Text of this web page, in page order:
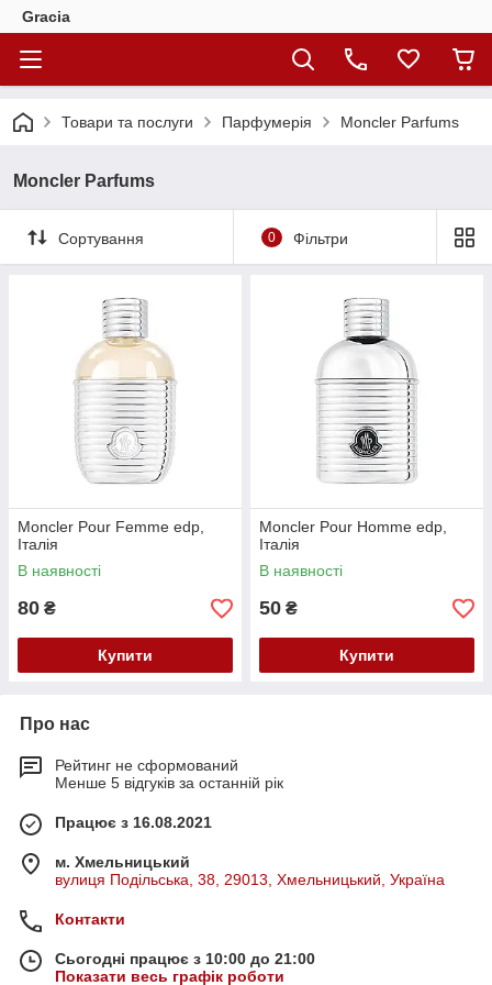
Gracia
Товари та послуги Парфумерія Moncler Parfums
Moncler Parfums
Сортування 0 Фільтри
Moncler Pour Femme edp,
Італія
В наявності
80 ₴
Купити
Moncler Pour Homme edp,
Італія
В наявності
50 ₴
Купити
Про нас
Рейтинг не сформований
Менше 5 відгуків за останній рік
Працює з 16.08.2021
м. Хмельницький
вулиця Подільська, 38, 29013, Хмельницький, Україна
Контакти
Сьогодні працює з 10:00 до 21:00
Показати весь графік роботи